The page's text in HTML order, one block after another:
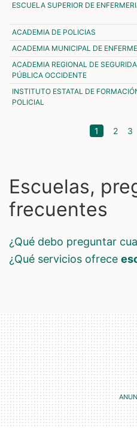
ESCUELA SUPERIOR DE
ACADEMIA DE POLICIAS
ACADEMIA MUNICIPAL DE
ACADEMIA REGIONAL DE
PÚBLICA OCCIDENTE
INSTITUTO ESTATAL DE
POLICIAL
1 (current)
2 3
Escuelas,
frecuentes
¿qué debo preguntar
¿qué servicios ofrece